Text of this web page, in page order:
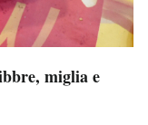
miglia e